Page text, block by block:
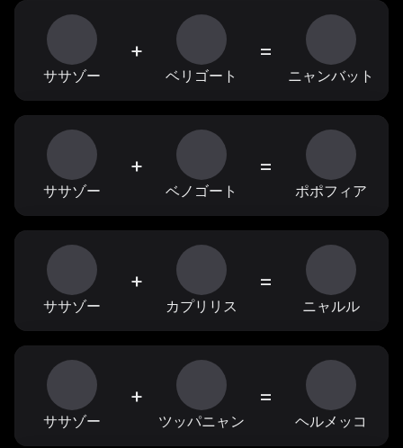
ササゾー
+
ベリゴート
=
ニャンバット
ササゾー
+
ベノゴート
=
ポポフィア
ササゾー
+
カプリリス
=
ニャルル
ササゾー
+
ツッパニャン
=
ヘルメッコ